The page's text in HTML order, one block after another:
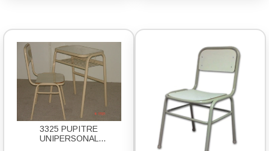
3325 PUPITRE
UNIPERSONAL